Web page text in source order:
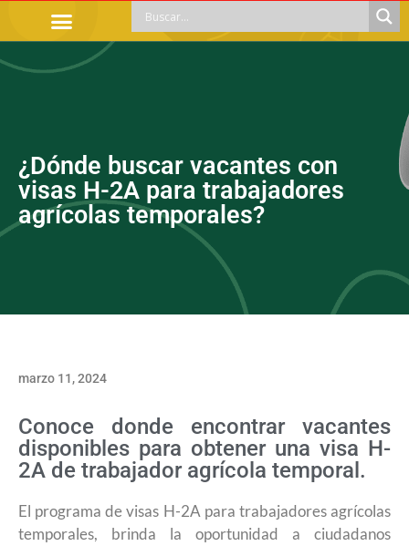
¿Dónde buscar vacantes con
visas H-2A para trabajadores
agrícolas temporales?
marzo 11, 2024
Conoce donde encontrar vacantes
disponibles para obtener una visa H-
2A de trabajador agrícola temporal.
El programa de visas H-2A para trabajadores agrícolas
temporales, brinda la oportunidad a ciudadanos